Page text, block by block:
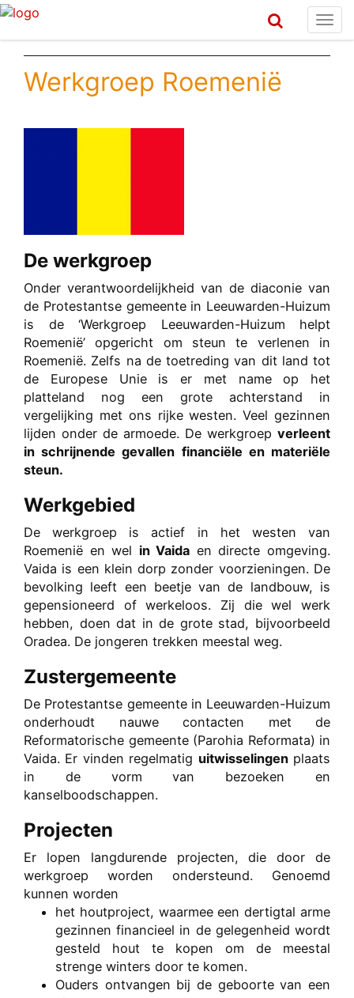
Werkgroep Roemenië
De werkgroep
Onder verantwoordelijkheid van de diaconie van
de Protestantse gemeente in Leeuwarden-Huizum
is de ‘Werkgroep Leeuwarden-Huizum helpt
Roemenië’ opgericht om steun te verlenen in
Roemenië. Zelfs na de toetreding van dit land tot
de Europese Unie is er met name op het
platteland nog een grote achterstand in
vergelijking met ons rijke westen. Veel gezinnen
lijden onder de armoede. De werkgroep verleent
in schrijnende gevallen financiële en materiële
steun.
Werkgebied
De werkgroep is actief in het westen van
Roemenië en wel in Vaida en directe omgeving.
Vaida is een klein dorp zonder voorzieningen. De
bevolking leeft een beetje van de landbouw, is
gepensioneerd of werkeloos. Zij die wel werk
hebben, doen dat in de grote stad, bijvoorbeeld
Oradea. De jongeren trekken meestal weg.
Zustergemeente
De Protestantse gemeente in Leeuwarden-Huizum
onderhoudt nauwe contacten met de
Reformatorische gemeente (Parohia Reformata) in
Vaida. Er vinden regelmatig uitwisselingenplaats
in de vorm van bezoeken en
kanselboodschappen.
Projecten
Er lopen langdurende projecten, die door de
werkgroep worden ondersteund. Genoemd
kunnen worden
het houtproject, waarmee een dertigtal arme
gezinnen financieel in de gelegenheid wordt
gesteld hout te kopen om de meestal
strenge winters door te komen.
Ouders ontvangen bij de geboorte van een